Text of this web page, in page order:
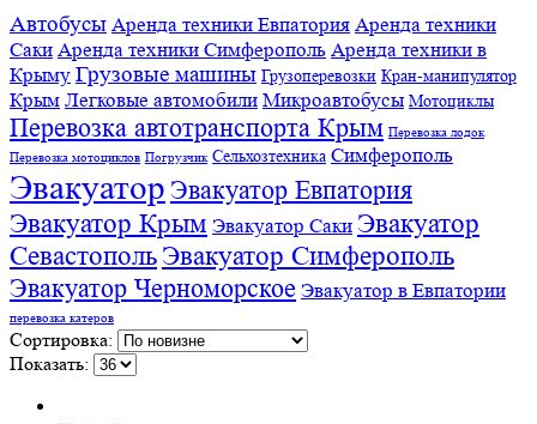
Автобусы Аренда техники Евпатория Аренда техники
Саки Аренда техники Симферополь Аренда техники в
Крыму Грузовые машины Грузоперевозки Кран-манипулятор
Крым Легковые автомобили Микроавтобусы Мотоциклы
Перевозка автотранспорта Крым Перевозка лодок
Перевозка мотоциклов Погрузчик Сельхозтехника Симферополь
Эвакуатор Эвакуатор Евпатория
Эвакуатор Крым Эвакуатор Саки Эвакуатор
СевастопольЭвакуатор Симферополь
Эвакуатор Черноморское Эвакуатор в Евпатории
перевозка катеров
Сортировка:
Показать: